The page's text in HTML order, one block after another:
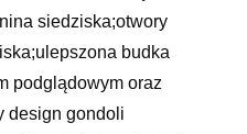
siedziska;otwory
budka
podglądowym oraz
design gondoli